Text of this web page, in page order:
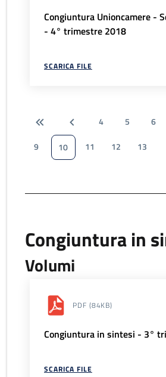
Congiuntura Unioncamere -
- 4° trimestre 2018
SCARICA FILE
4 5 6
9
10 11 12 13
Congiuntura in
Volumi
PDF (84KB)
Congiuntura in sintesi - 3°
SCARICA FILE